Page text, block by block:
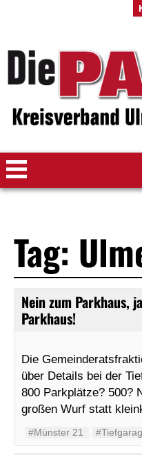
Tag:
Nein zum Parkhaus,
Parkhaus!
Die
über Details bei der
800 Parkplätze? 500?
großen Wurf statt
#Münster 21